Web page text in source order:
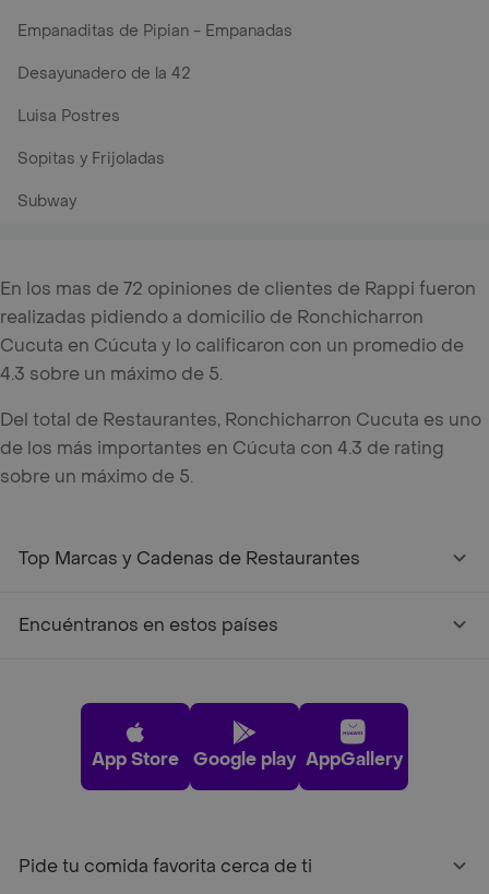
Empanaditas de Pipian - Empanadas
Desayunadero de la 42
Luisa Postres
Sopitas y Frijoladas
Subway
En los mas de 72 opiniones de clientes de Rappi fueron
realizadas pidiendo a domicilio de Ronchicharron
Cucuta en Cúcuta y lo calificaron con un promedio de
4.3 sobre un máximo de 5.
Del total de Restaurantes, Ronchicharron Cucuta es uno
de los más importantes en Cúcuta con 4.3 de rating
sobre un máximo de 5.
Top Marcas y Cadenas de Restaurantes
Encuéntranos en estos países
App Store Google play AppGallery
Pide tu comida favorita cerca de ti